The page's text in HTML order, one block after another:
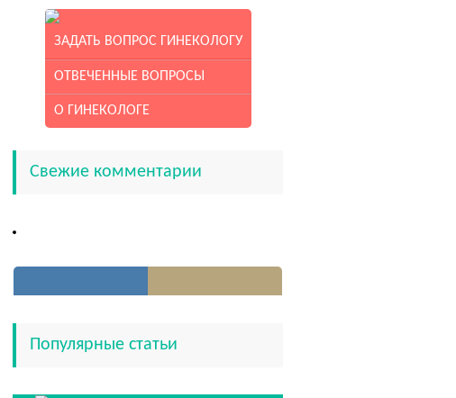
ЗАДАТЬ ВОПРОС ГИНЕКОЛОГУ
ОТВЕЧЕННЫЕ ВОПРОСЫ
О ГИНЕКОЛОГЕ
Свежие комментарии
Популярные статьи